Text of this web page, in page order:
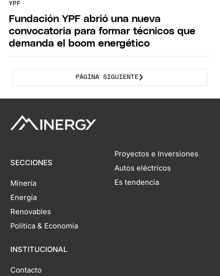
YPF
Fundación YPF abrió una nueva
convocatoria para formar técnicos que
demanda el boom energético
PÁGINA SIGUIENTE
SECCIONES
Minería
Energía
Renovables
Política & Economía
INSTITUCIONAL
Contacto
Proyectos e Inversiones
Autos eléctricos
Es tendencia